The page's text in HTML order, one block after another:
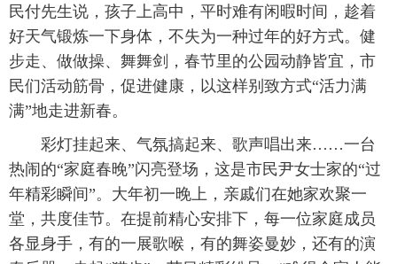
民付先生说，孩子上高中，平时难有闲暇时间，趁着
好天气锻炼一下身体，不失为一种过年的好方式。健
步走、做做操、舞舞剑，春节里的公园动静皆宜，市
民们活动筋骨，促进健康，以这样别致方式“活力满
满”地走进新春。
彩灯挂起来、气氛搞起来、歌声唱出来……一台
热闹的“家庭春晚”闪亮登场，这是市民尹女士家的“过
年精彩瞬间”。大年初一晚上，亲戚们在她家欢聚一
堂，共度佳节。在提前精心安排下，每一位家庭成员
各显身手，有的一展歌喉，有的舞姿曼妙，还有的演